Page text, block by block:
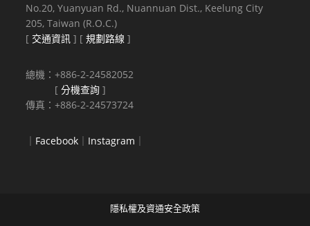
No.20, Yuanyuan Rd., Nuannuan Dist., Keelung City
205, Taiwan (R.O.C.)
[ 交通資訊 ] [規劃路線 ]
總機：+886-2-24582052
[分機查詢 ]
傳真：+886-2-24573724
｜ Facebook ｜ Instagram ｜
隱私權及資通安全政策